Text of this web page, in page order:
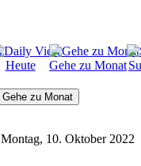
Heute Gehe zu Monat
Gehe zu Monat
Montag, 10. Oktober 2022